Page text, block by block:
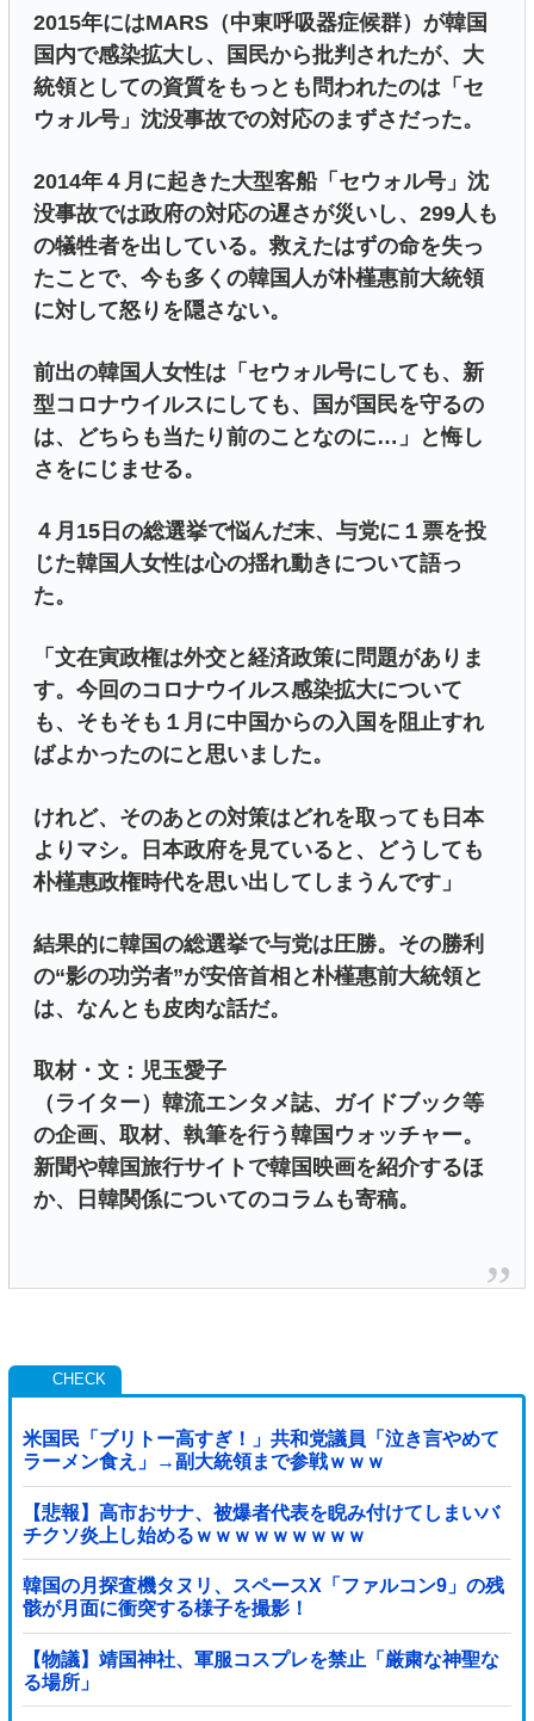
2015年にはMARS（中東呼吸器症候群）が韓国
国内で感染拡大し、国民から批判されたが、大
統領としての資質をもっとも問われたのは「セ
ウォル号」沈没事故での対応のまずさだった。
2014年４月に起きた大型客船「セウォル号」沈
没事故では政府の対応の遅さが災いし、299人も
の犠牲者を出している。救えたはずの命を失っ
たことで、今も多くの韓国人が朴槿惠前大統領
に対して怒りを隠さない。
前出の韓国人女性は「セウォル号にしても、新
型コロナウイルスにしても、国が国民を守るの
は、どちらも当たり前のことなのに…」と悔し
さをにじませる。
４月15日の総選挙で悩んだ末、与党に１票を投
じた韓国人女性は心の揺れ動きについて語っ
た。
「文在寅政権は外交と経済政策に問題がありま
す。今回のコロナウイルス感染拡大について
も、そもそも１月に中国からの入国を阻止すれ
ばよかったのにと思いました。
けれど、そのあとの対策はどれを取っても日本
よりマシ。日本政府を見ていると、どうしても
朴槿惠政権時代を思い出してしまうんです」
結果的に韓国の総選挙で与党は圧勝。その勝利
の“影の功労者”が安倍首相と朴槿惠前大統領と
は、なんとも皮肉な話だ。
取材・文：児玉愛子
（ライター）韓流エンタメ誌、ガイドブック等
の企画、取材、執筆を行う韓国ウォッチャー。
新聞や韓国旅行サイトで韓国映画を紹介するほ
か、日韓関係についてのコラムも寄稿。
米国民「ブリトー高すぎ！」共和党議員「泣き言やめて
ラーメン食え」→副大統領まで参戦ｗｗｗ
【悲報】高市おサナ、被爆者代表を睨み付けてしまいバ
チクソ炎上し始めるｗｗｗｗｗｗｗｗｗ
韓国の月探査機タヌリ、スペースX「ファルコン9」の残
骸が月面に衝突する様子を撮影！
【物議】靖国神社、軍服コスプレを禁止「厳粛な神聖な
る場所」